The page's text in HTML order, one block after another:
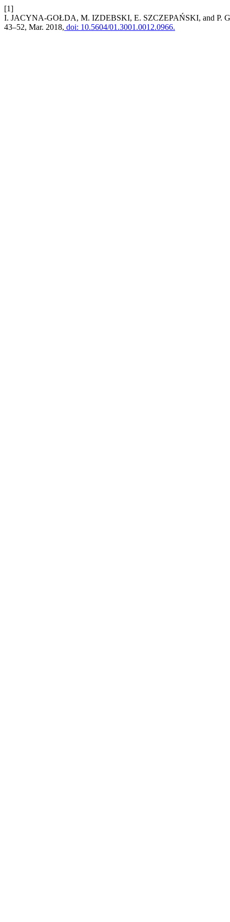
[1]
I. JACYNA-GOŁDA, M. IZDEBSKI, E. SZCZEPAŃSKI, and P.
43–52, Mar. 2018, doi: 10.5604/01.3001.0012.0966.